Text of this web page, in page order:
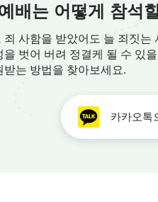
하는 자마다 천국에 다
자라야 들어가리라(마태복
는 복이 있나니 천국이 저
배는 어떻게 참석
죄 사함을 받았어도 늘 죄짓
을 벗어 버려 정결케 될 수 있
받는 방법을 찾아보세요.
카카오톡